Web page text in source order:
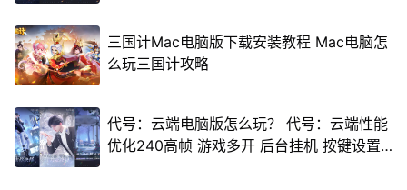
三国计Mac电脑版下载安装教程 Mac电脑怎
么玩三国计攻略
代号：云端电脑版怎么玩？ 代号：云端性能
优化240高帧 游戏多开 后台挂机 按键设置